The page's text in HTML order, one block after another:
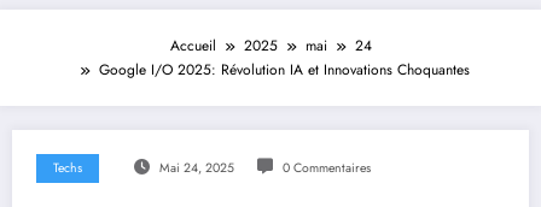
Accueil 2025 mai
24
Google I/O 2025: Révolution IA et Innovations Choquantes
Techs Mai 24, 2025 0 Commentaires